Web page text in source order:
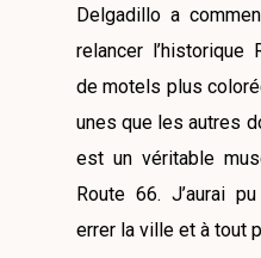
Delgadillo a
relancer l’historique
de motels plus
unes que les autres
est un véritable
Route 66. J’aurai
errer la ville et à tout